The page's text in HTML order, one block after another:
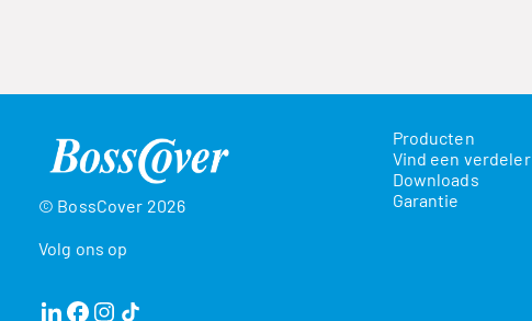
© BossCover 2026
Volg ons op
Producten
Vind een verdeler
Downloads
Garantie